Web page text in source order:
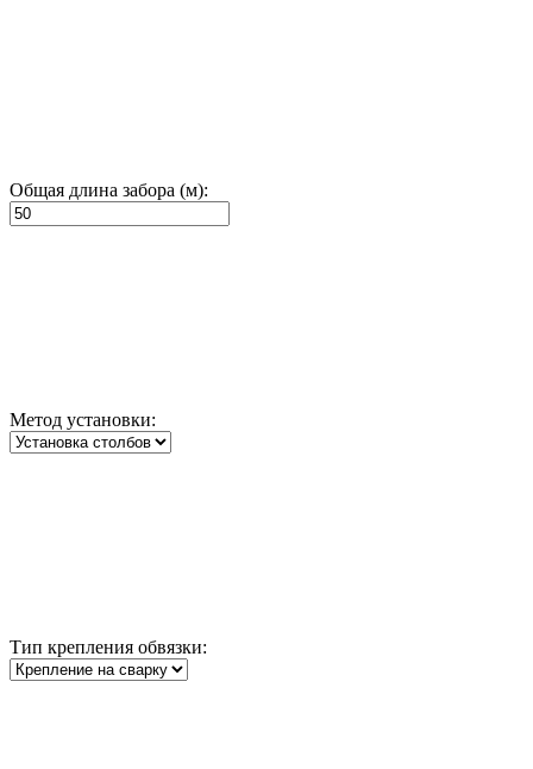
Общая длина забора (м):
Метод установки:
Тип крепления обвязки: